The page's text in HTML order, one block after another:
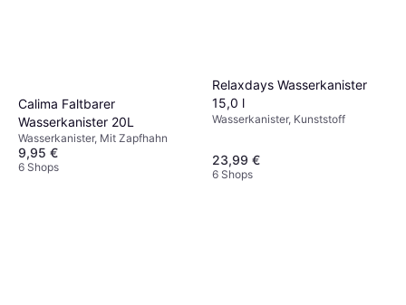
Calima Faltbarer
Wasserkanister 20L
Wasserkanister, Mit Zapfhahn
9,95 €
6 Shops
Relaxdays Wasserkanister
15,0 l
Wasserkanister, Kunststoff
23,99 €
6 Shops